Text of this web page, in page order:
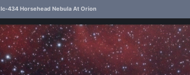
Ic-434 Horsehead Nebula At Orion